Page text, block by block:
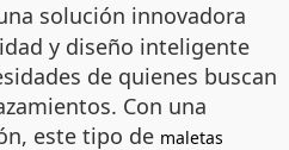
solución innovadora
y diseño inteligente
de quienes buscan
Con una
este tipo de maletas